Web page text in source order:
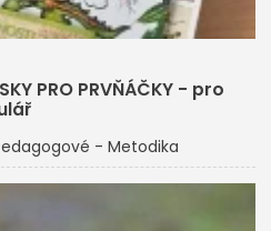
PRO PRVŇÁČKY - pro
- Metodika